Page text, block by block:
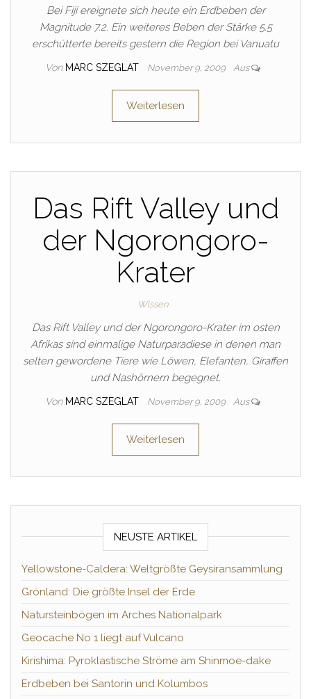
Bei Fiji ereignete sich heute ein Erdbeben der
Magnitude 7.2. Ein weiteres Beben der Stärke 5.5
erschütterte bereits gestern die Region bei Vanuatu
Von MARC SZEGLAT November 9, 2009 Aus
Weiterlesen
Das Rift Valley und
der Ngorongoro-
Krater
Wissen
Das Rift Valley und der Ngorongoro-Krater im osten
Afrikas sind einmalige Naturparadiese in denen man
selten gewordene Tiere wie Löwen, Elefanten, Giraffen
und Nashörnern begegnet.
Von MARC SZEGLAT November 9, 2009 Aus
Weiterlesen
NEUSTE ARTIKEL
Yellowstone-Caldera: Weltgrößte Geysiransammlung
Grönland: Die größte Insel der Erde
Natursteinbögen im Arches Nationalpark
Geocache No 1 liegt auf Vulcano
Kirishima: Pyroklastische Ströme am Shinmoe-dake
Erdbeben bei Santorin und Kolumbos